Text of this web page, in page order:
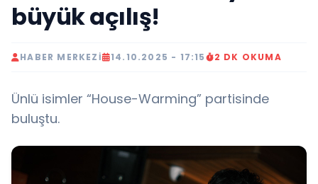
büyük açılış!
HABER MERKEZI 14.10.2025 - 17:15 2 DK OKUMA
Ünlü isimler “House-Warming” partisinde
buluştu.